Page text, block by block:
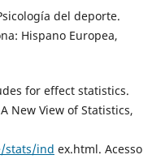
del deporte.
Hispano Europea,
for effect statistics.
New View of Statistics,
stats/ind ex.html. Acesso